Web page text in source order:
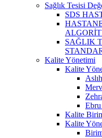
Sağlık Tesisi
SDS
SAĞLIK
Kalite Yönetimi
Kalite
Kalite
Kalite